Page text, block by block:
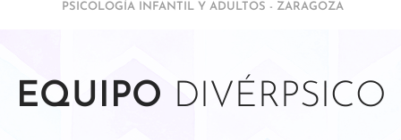
PSICOLOGÍA INFANTIL Y ADULTOS - ZARAGOZA
EQUIPO DIVÉRPSICO